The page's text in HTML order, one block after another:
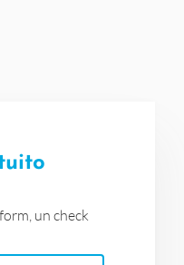
un check